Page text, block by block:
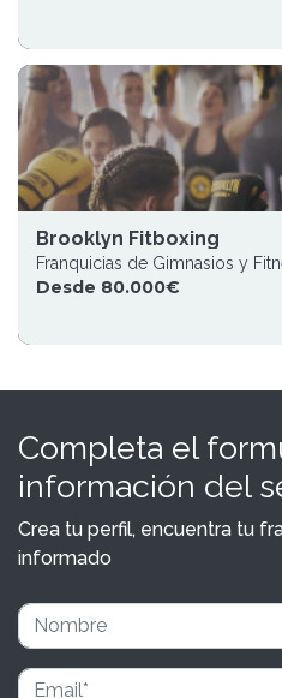
Brooklyn Fitboxing
Franquicias de Gimnasios y
Desde 80.000€
Completa el
información del
Crea tu perfil, encuentra tu
informado